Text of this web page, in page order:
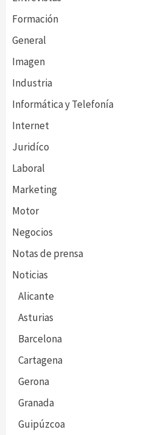
Formación
General
Imagen
Industria
Informática y Telefonía
Internet
Juridíco
Laboral
Marketing
Motor
Negocios
Notas de prensa
Noticias
Alicante
Asturias
Barcelona
Cartagena
Gerona
Granada
Guipúzcoa